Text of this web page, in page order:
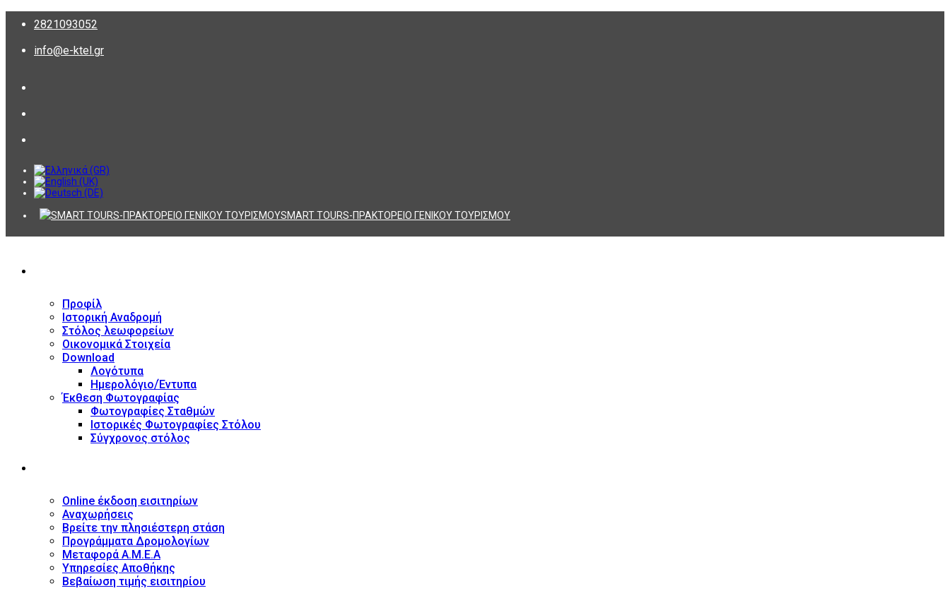
2821093052
info@e-ktel.gr
SMART TOURS-ΠΡΑΚΤΟΡΕΙΟ ΓΕΝΙΚΟΥ ΤΟΥΡΙΣΜΟΥ
Προφίλ
Ιστορική Αναδρομή
Στόλος λεωφορείων
Οικονομικά Στοιχεία
Download
Λογότυπα
Ημερολόγιο/Έντυπα
Έκθεση Φωτογραφίας
Φωτογραφίες Σταθμών
Ιστορικές Φωτογραφίες Στόλου
Σύγχρονος στόλος
Online έκδοση εισιτηρίων
Αναχωρήσεις
Βρείτε την πλησιέστερη στάση
Προγράμματα Δρομολογίων
Μεταφορά Α.Μ.Ε.Α
Υπηρεσίες Αποθήκης
Βεβαίωση τιμής εισιτηρίου